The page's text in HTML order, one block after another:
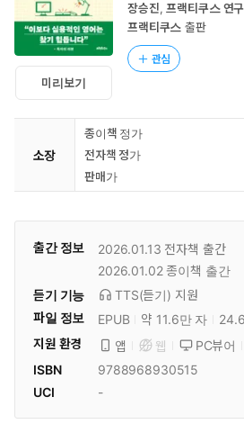
미리보기
장승진, 프랙티쿠스 연
프랙티쿠스 출판
관심
소장
종이책 정가
전자책 정가
판매가
출간 정보 2026.01.13 전자책 출간
2026.01.02 종이책 출간
듣기 기능
TTS(듣기) 지원
파일 정보
EPUB 약 11.6만 자
지원 환경
앱 웹 PC뷰어
ISBN
9788968930515
UCI
-